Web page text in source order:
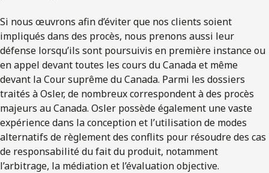
Si nous œuvrons afin d’éviter que nos clients soient
impliqués dans des procès, nous prenons aussi leur
défense lorsqu’ils sont poursuivis en première instance ou
en appel devant toutes les cours du Canada et même
devant la Cour suprême du Canada. Parmi les dossiers
traités à Osler, de nombreux correspondent à des procès
majeurs au Canada. Osler possède également une vaste
expérience dans la conception et l’utilisation de modes
alternatifs de règlement des conflits pour résoudre des cas
de responsabilité du fait du produit, notamment
l’arbitrage, la médiation et l’évaluation objective.